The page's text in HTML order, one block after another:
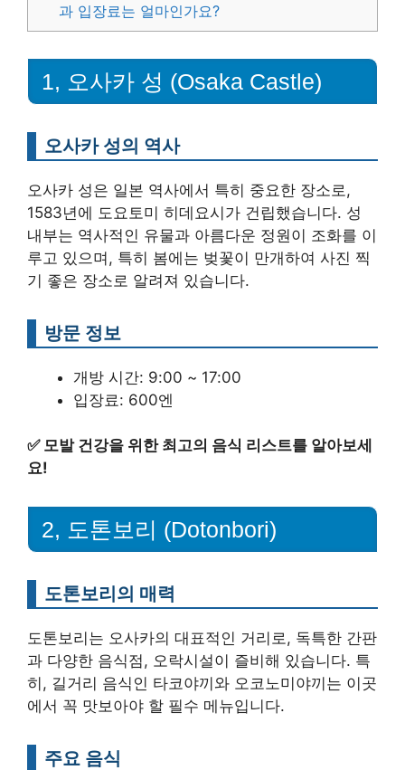
과 입장료는 얼마인가요?
1, 오사카 성 (Osaka Castle)
오사카 성의 역사
오사카 성은 일본 역사에서 특히 중요한 장소로,
1583년에 도요토미 히데요시가 건립했습니다. 성
내부는 역사적인 유물과 아름다운 정원이 조화를 이
루고 있으며, 특히 봄에는 벚꽃이 만개하여 사진 찍
기 좋은 장소로 알려져 있습니다.
방문 정보
개방 시간: 9:00 ~ 17:00
입장료: 600엔
✅ 모발 건강을 위한 최고의 음식 리스트를 알아보세
요!
2, 도톤보리 (Dotonbori)
도톤보리의 매력
도톤보리는 오사카의 대표적인 거리로, 독특한 간판
과 다양한 음식점, 오락시설이 즐비해 있습니다. 특
히, 길거리 음식인 타코야끼와 오코노미야끼는 이곳
에서 꼭 맛보아야 할 필수 메뉴입니다.
주요 음식